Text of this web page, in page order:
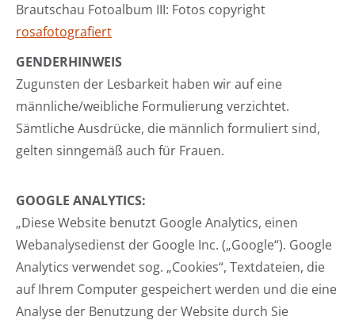
Brautschau Fotoalbum III: Fotos copyright
rosafotografiert
GENDERHINWEIS
Zugunsten der Lesbarkeit haben wir auf eine
männliche/weibliche Formulierung verzichtet.
Sämtliche Ausdrücke, die männlich formuliert sind,
gelten sinngemäß auch für Frauen.
GOOGLE ANALYTICS:
„Diese Website benutzt Google Analytics, einen
Webanalysedienst der Google Inc. („Google“). Google
Analytics verwendet sog. „Cookies“, Textdateien, die
auf Ihrem Computer gespeichert werden und die eine
Analyse der Benutzung der Website durch Sie